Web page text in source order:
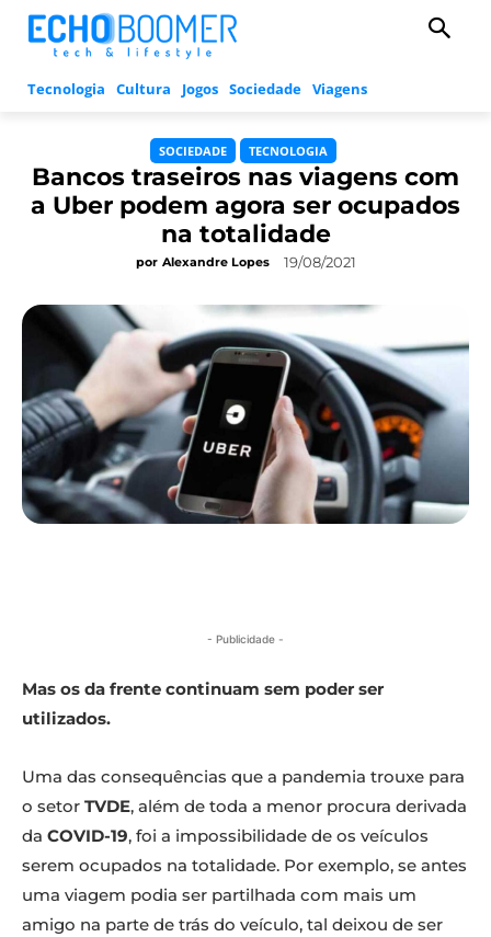
Tecnologia Cultura Jogos Sociedade Viagens
SOCIEDADE TECNOLOGIA
Bancos traseiros nas viagens com
a Uber podem agora ser ocupados
na totalidade
por Alexandre Lopes 19/08/2021
- Publicidade -
Mas os da frente continuam sem poder ser
utilizados.
Uma das consequências que a pandemia trouxe para
o setor TVDE, além de toda a menor procura derivada
da COVID-19, foi a impossibilidade de os veículos
serem ocupados na totalidade. Por exemplo, se antes
uma viagem podia ser partilhada com mais um
amigo na parte de trás do veículo, tal deixou de ser